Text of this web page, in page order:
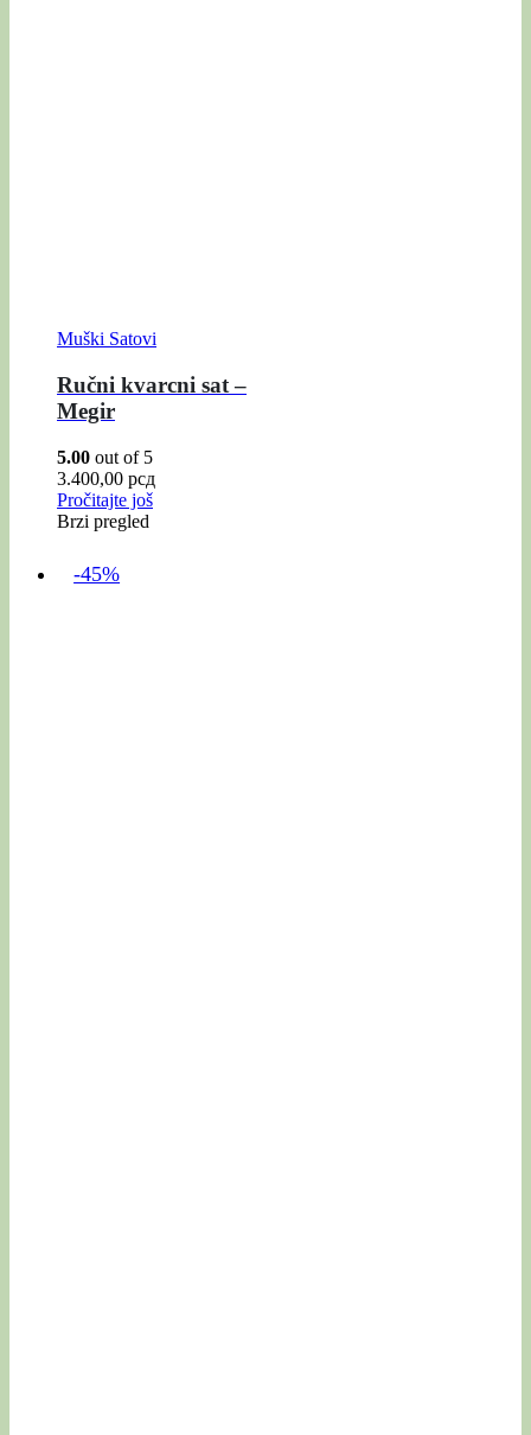
Muški Satovi
Ručni kvarcni sat –
Megir
5.00 out of 5
3.400,00 рсд
Pročitajte još
Brzi pregled
-45%